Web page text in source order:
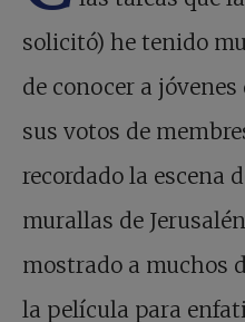
solicitó) he tenido
de conocer a
sus votos de
recordado la escena
murallas de
mostrado a muchos
la película para